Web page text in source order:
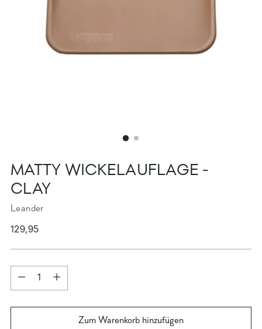
MATTY WICKELAUFLAGE -
CLAY
Leander
Regulärer
129,95
Menge
Menge
Zum Warenkorb hinzufügen